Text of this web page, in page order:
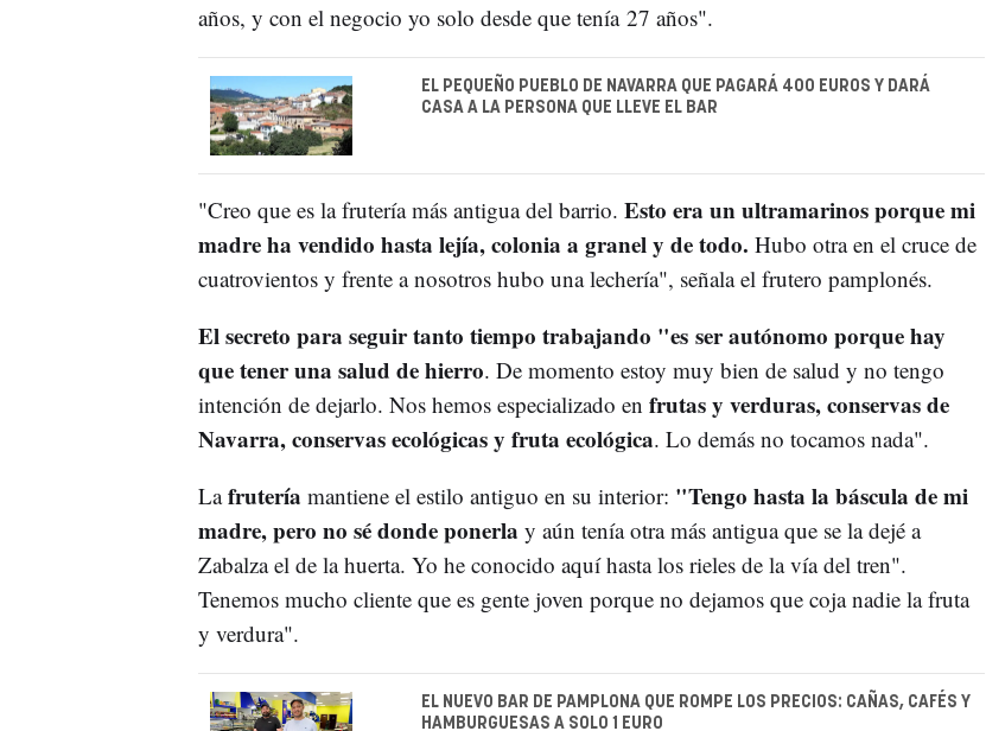
años, y con el negocio yo solo desde que tenía 27 años".
EL PEQUEÑO PUEBLO DE NAVARRA QUE PAGARÁ 400 EUROS Y DARÁ
CASA A LA PERSONA QUE LLEVE EL BAR
"Creo que es la frutería más antigua del barrio. Esto era un ultramarinos porque mi
madre ha vendido hasta lejía, colonia a granel y de todo. Hubo otra en el cruce de
cuatrovientos y frente a nosotros hubo una lechería", señala el frutero pamplonés.
El secreto para seguir tanto tiempo trabajando "es ser autónomo porque hay
que tener una salud de hierro. De momento estoy muy bien de salud y no tengo
intención de dejarlo. Nos hemos especializado en frutas y verduras, conservas de
Navarra, conservas ecológicas y fruta ecológica. Lo demás no tocamos nada".
Lafrutería mantiene el estilo antiguo en su interior: "Tengo hasta la báscula de mi
madre, pero no sé donde ponerla y aún tenía otra más antigua que se la dejé a
Zabalza el de la huerta. Yo he conocido aquí hasta los rieles de la vía del tren".
Tenemos mucho cliente que es gente joven porque no dejamos que coja nadie la fruta
y verdura".
EL NUEVO BAR DE PAMPLONA QUE ROMPE LOS PRECIOS: CAÑAS, CAFÉS Y
HAMBURGUESAS A SOLO 1 EURO